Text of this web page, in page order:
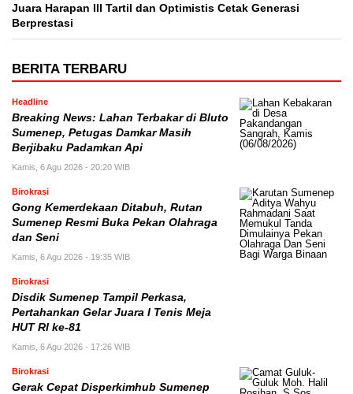
Juara Harapan III Tartil dan Optimistis Cetak Generasi
Berprestasi
BERITA TERBARU
Headline
Breaking News: Lahan Terbakar di Bluto
Sumenep, Petugas Damkar Masih
Berjibaku Padamkan Api
Kamis, 6 Agu 2026 - 20:20 WIB
Birokrasi
Gong Kemerdekaan Ditabuh, Rutan
Sumenep Resmi Buka Pekan Olahraga
dan Seni
Kamis, 6 Agu 2026 - 19:35 WIB
Birokrasi
Disdik Sumenep Tampil Perkasa,
Pertahankan Gelar Juara I Tenis Meja
HUT RI ke-81
Kamis, 6 Agu 2026 - 17:26 WIB
Birokrasi
Gerak Cepat Disperkimhub Sumenep